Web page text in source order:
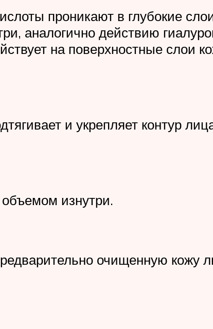
проникают в глубокие
аналогично действию
на поверхностные слои
и укрепляет контур
изнутри.
очищенную